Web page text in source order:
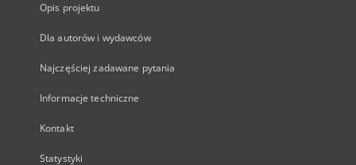
Opis projektu
Dla autorów i wydawców
Najczęściej zadawane pytania
Informacje techniczne
Kontakt
Statystyki